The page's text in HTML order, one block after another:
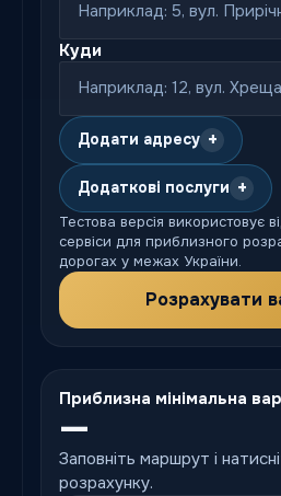
Куди
Додати адресу +
Додаткові послуги +
Тестова версія використовує
сервіси для приблизного
дорогах у межах України.
Розрахувати
Приблизна мінімальна
—
Заповніть маршрут і
розрахунку.